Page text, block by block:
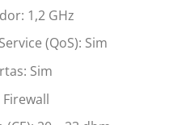
1,2 GHz
(QoS): Sim
Sim